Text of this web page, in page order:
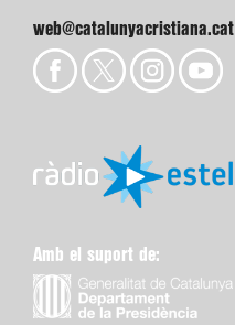
web@catalunyacristiana.cat
Amb el suport de: